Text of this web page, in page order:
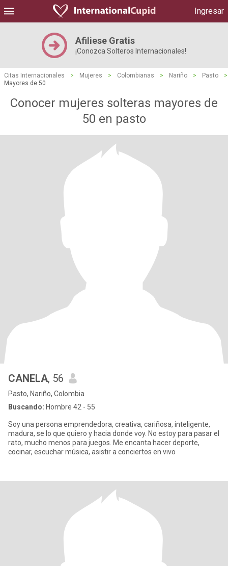
Ingresar
Afiliese Gratis
¡Conozca Solteros Internacionales!
Citas Internacionales > Mujeres > Colombianas > Nariño > Pasto
>
Mayores de 50
Conocer mujeres solteras mayores de
50 en pasto
CANELA, 56
Pasto, Nariño, Colombia
Buscando: Hombre 42 - 55
Soy una persona emprendedora, creativa, cariñosa, inteligente,
madura, se lo que quiero y hacia donde voy. No estoy para pasar el
rato, mucho menos para juegos. Me encanta hacer deporte,
cocinar, escuchar música, asistir a conciertos en vivo